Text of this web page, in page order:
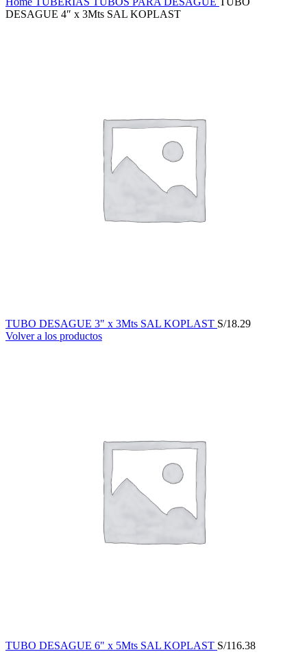
DESAGUE 4″ x 3Mts SAL KOPLAST
TUBO DESAGUE 3" x 3Mts SAL KOPLAST S/18.29
Volver a los productos
TUBO DESAGUE 6" x 5Mts SAL KOPLAST S/116.38